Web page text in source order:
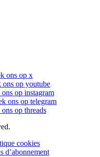
ons op x
ons op youtube
op instagram
ons op telegram
op threads
cookies
d’abonnement